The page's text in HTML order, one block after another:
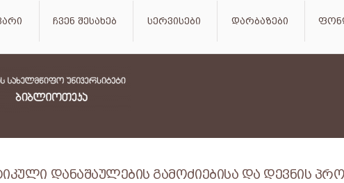
ჩვენ შესახებ სერვისები დარბაზები
დანაშაულების გამოძიებისა და დევნის